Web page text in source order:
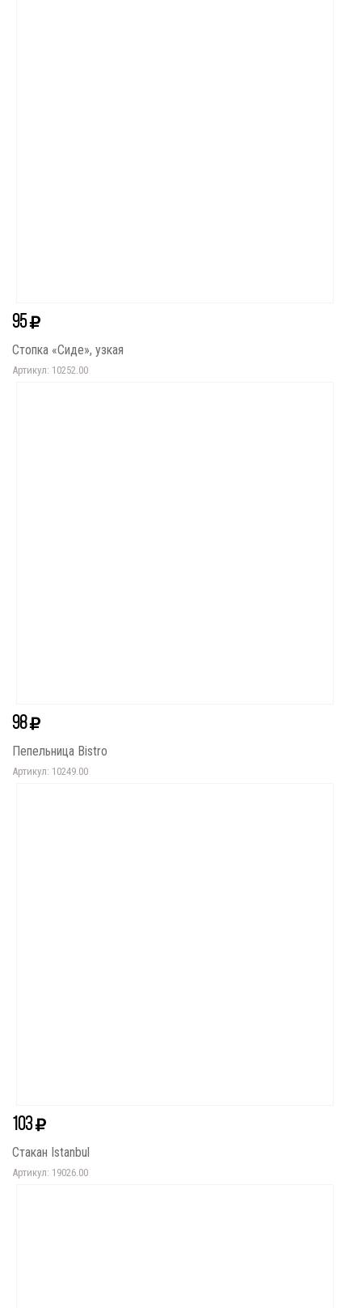
95
Стопка «Сиде», узкая
Артикул: 10252.00
98
Пепельница Bistro
Артикул: 10249.00
103
Стакан Istanbul
Артикул: 19026.00